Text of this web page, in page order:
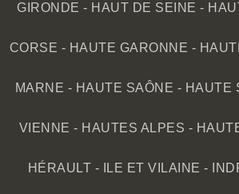
GIRONDE - HAUT DE SEINE -
CORSE - HAUTE GARONNE -
MARNE - HAUTE SAÔNE - HAUTE
VIENNE - HAUTES ALPES -
HÉRAULT - ILE ET VILAINE -